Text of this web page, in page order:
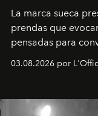
La marca sueca
prendas que
pensadas para
Disponible en
03.08.2026 por